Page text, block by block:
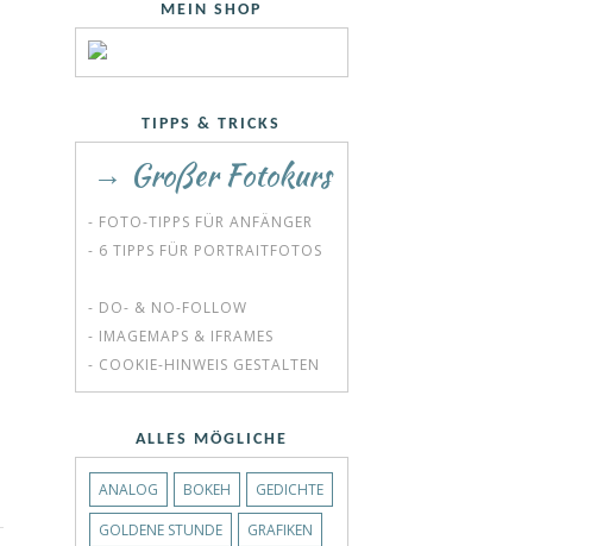
MEIN SHOP
TIPPS & TRICKS
→ Großer Fotokurs
- FOTO-TIPPS FÜR ANFÄNGER
- 6 TIPPS FÜR PORTRAITFOTOS
- DO- & NO-FOLLOW
- IMAGEMAPS & IFRAMES
- COOKIE-HINWEIS GESTALTEN
ALLES MÖGLICHE
ANALOG BOKEH
GEDICHTE
GOLDENE STUNDE
GRAFIKEN